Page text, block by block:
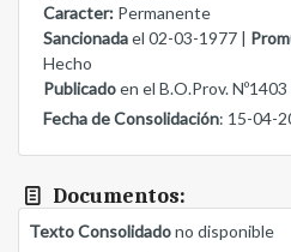
Caracter: Permanente
Sancionadael 02-03-1977 |
Hecho
Publicadoen el B.O.Prov. Nº1403
Fecha de Consolidación: 15-04-
Documentos:
Texto Consolidadono disponible